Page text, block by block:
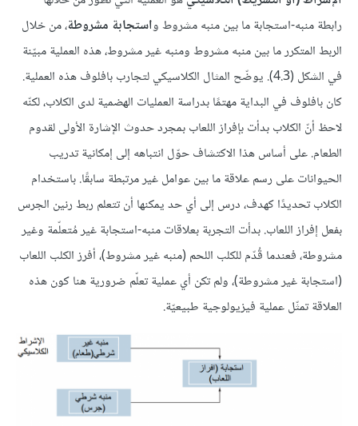
رابطة منبه-استجابة ما بين منبه مشروط واستجابة مشروطة، من خلال
الربط المتكرر ما بين منبه مشروط ومنبه غير مشروط، هذه العملية مبيّنة
في الشكل (4.3). يوضّح المثال الكلاسيكي لتجارب بافلوف هذه العملية.
كان بافلوف في البداية مهتمًا بدراسة العمليات الهضمية لدى الكلاب، لكنّه
لاحظ أنّ الكلاب بدأت بإفراز اللعاب بمجرد حدوث الإشارة الأولى لقدوم
الطعام. على أساس هذا الاكتشاف حوّل انتباهه إلى إمكانية تدريب
الحيوانات على رسم علاقة ما بين عوامل غير مرتبطة سابقًا. باستخدام
الكلاب تحديدًا كهدف، درس إلى أي حد يمكنها أن تتعلم ربط رنين الجرس
بفعل إفراز اللعاب. بدأت التجربة بعلاقات منبه-استجابة غير مُتعلّمة وغير
مشروطة، فعندما قُدّم للكلب اللحم (منبه غير مشروط)، أفرز الكلب اللعاب
(استجابة غير مشروطة)، ولم تكن أي عملية تعلّم ضرورية هنا كون هذه
العلاقة تمثّل عملية فيزيولوجية طبيعيّة.